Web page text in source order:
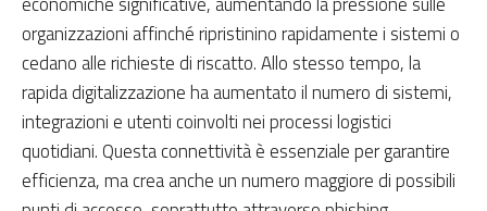
organizzazioni affinché ripristinino rapidamente i sistemi o
cedano alle richieste di riscatto. Allo stesso tempo, la
rapida digitalizzazione ha aumentato il numero di sistemi,
integrazioni e utenti coinvolti nei processi logistici
quotidiani. Questa connettività è essenziale per garantire
efficienza, ma crea anche un numero maggiore di possibili